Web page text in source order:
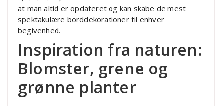
at man altid er opdateret og kan skabe de mest
spektakulære borddekorationer til enhver
begivenhed.
Inspiration fra naturen:
Blomster, grene og
grønne planter